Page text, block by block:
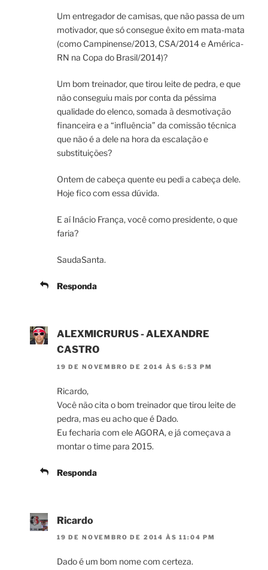
Um entregador de camisas, que não passa de um
motivador, que só consegue êxito em mata-mata
(como Campinense/2013, CSA/2014 e América-
RN na Copa do Brasil/2014)?
Um bom treinador, que tirou leite de pedra, e que
não conseguiu mais por conta da péssima
qualidade do elenco, somada à desmotivação
financeira e a “influência” da comissão técnica
que não é a dele na hora da escalação e
substituições?
Ontem de cabeça quente eu pedi a cabeça dele.
Hoje fico com essa dúvida.
E aí Inácio França, você como presidente, o que
faria?
SaudaSanta.
Responda
ALEXMICRURUS - ALEXANDRE
CASTRO
19 DE NOVEMBRO DE 2014 ÀS 6:53 PM
Ricardo,
Você não cita o bom treinador que tirou leite de
pedra, mas eu acho que é Dado.
Eu fecharia com ele AGORA, e já começava a
montar o time para 2015.
Responda
Ricardo
19 DE NOVEMBRO DE 2014 ÀS 11:04 PM
Dado é um bom nome com certeza.